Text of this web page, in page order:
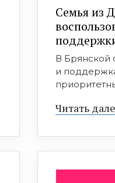
Семья из
В Брянской
и
Читать